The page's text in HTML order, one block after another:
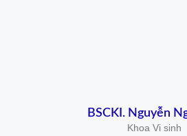
BSCKI. Nguyễn
Khoa Vi sinh